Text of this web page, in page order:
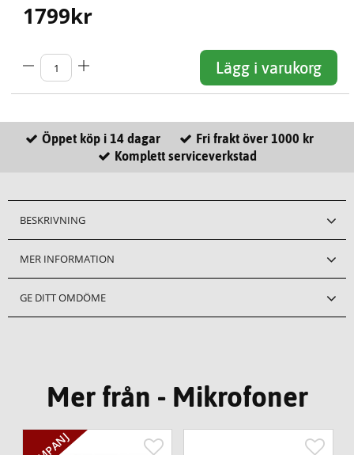
1799kr
Lägg i varukorg
Öppet köp i 14 dagar
Fri frakt över 1000 kr
Komplett serviceverkstad
BESKRIVNING
MER INFORMATION
GE DITT OMDÖME
Mer från - Mikrofoner